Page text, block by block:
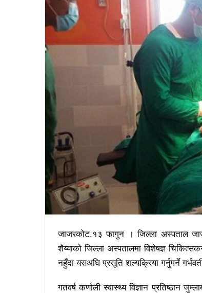
जाजरकोट,१३ फागुन । जिल्ला अस्पताल
शैय्याको जिल्ला अस्पतालमा विशेषज्ञ
नहुँदा यसअघि प्रसूति शल्यक्रिया गर्नुपर्ने
गतवर्ष कर्णाली स्वास्थ्य विज्ञान प्रतिष्ठान